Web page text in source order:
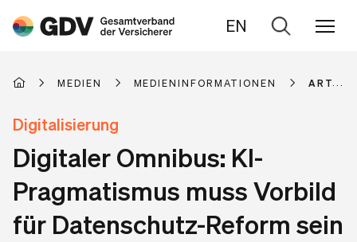
EN
Zur
MEDIEN MEDIENINFORMATIONEN
Digitalisierung
Digitaler Omnibus: KI-
Pragmatismus muss Vorbild
für Datenschutz-Reform sein